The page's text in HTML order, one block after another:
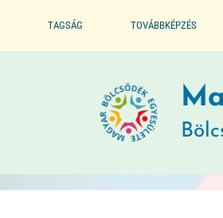
TAGSÁG
BELÉPÉS / KILÉPÉS
TOVÁBBKÉPZÉS